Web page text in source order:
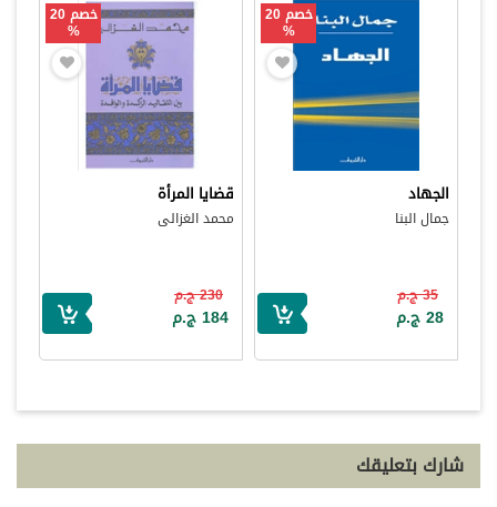
خصم 20
%
الجهاد
جمال البنا
35 ج.م
28 ج.م
خصم 20
%
قضايا المرأة
محمد الغزالى
230 ج.م
184 ج.م
شارك بتعليقك